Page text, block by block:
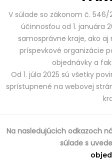
V súlade so zákonom č. 546/
účinnosťou od 1. januára
samosprávne kraje, ako
príspevkové organizácie
objednávky a
Od 1. júla 2025 sú všetky
sprístupnené na webovej
Na nasledujúcich odkazoch
súlade s